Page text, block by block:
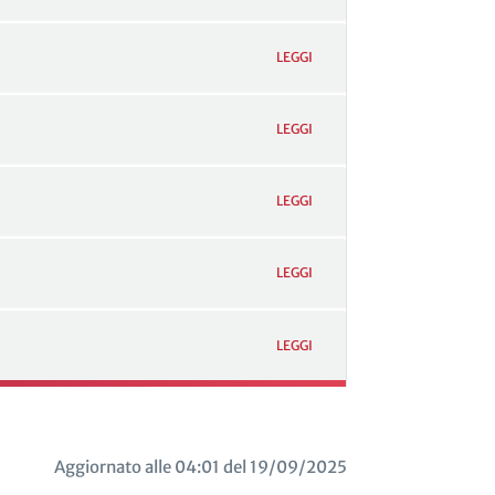
LEGGI
LEGGI
LEGGI
LEGGI
LEGGI
Aggiornato alle 04:01 del 19/09/2025